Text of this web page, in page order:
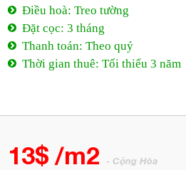
Điều hoà: Treo tường
Đặt cọc: 3 tháng
Thanh toán: Theo quý
Thời gian thuê: Tối thiểu 3 năm
13$ /m2 - Cộng Hòa